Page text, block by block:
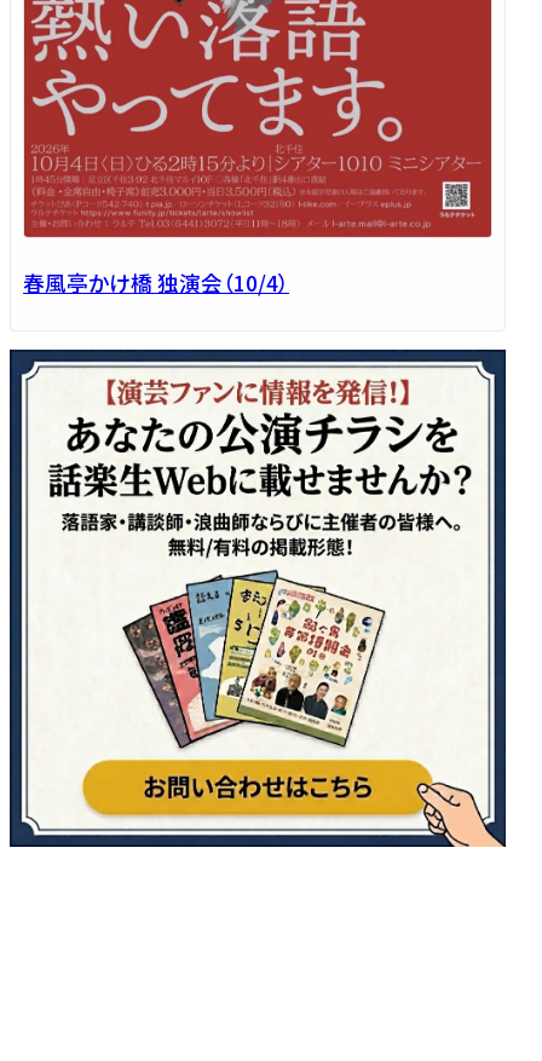
春風亭かけ橋 独演会（10/4）